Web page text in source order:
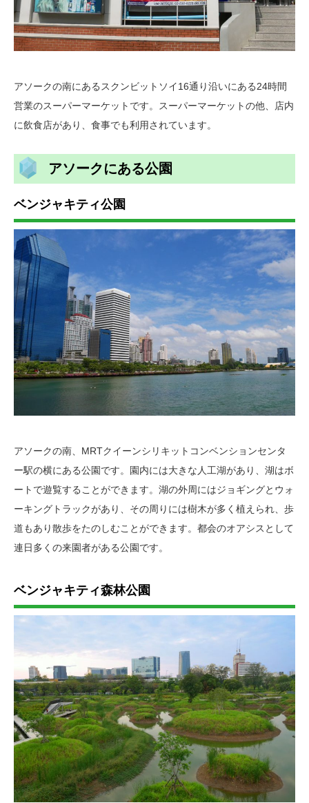
アソークの南にあるスクンビットソイ16通り沿いにある24時間
営業のスーパーマーケットです。スーパーマーケットの他、店内
に飲食店があり、食事でも利用されています。
アソークにある公園
ベンジャキティ公園
アソークの南、MRTクイーンシリキットコンベンションセンタ
ー駅の横にある公園です。園内には大きな人工湖があり、湖はボ
ートで遊覧することができます。湖の外周にはジョギングとウォ
ーキングトラックがあり、その周りには樹木が多く植えられ、歩
道もあり散歩をたのしむことができます。都会のオアシスとして
連日多くの来園者がある公園です。
ベンジャキティ森林公園